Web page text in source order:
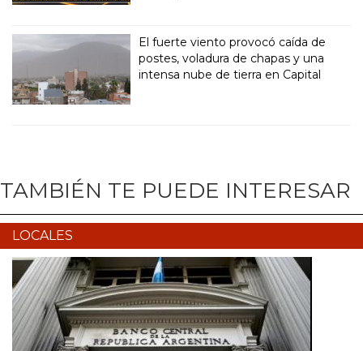
El fuerte viento provocó caída de
postes, voladura de chapas y una
intensa nube de tierra en Capital
TAMBIÉN TE PUEDE INTERESAR
LOCALES